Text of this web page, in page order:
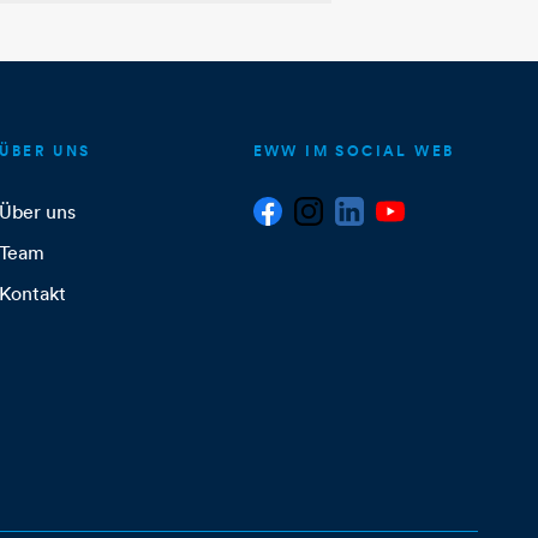
ÜBER UNS
Über uns
Team
Kontakt
EWW IM SOCIAL WEB